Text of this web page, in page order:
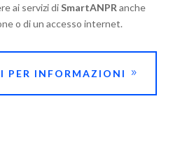
ai servizi diSmartANPR anche
o di un accesso internet.
PER INFORMAZIONI